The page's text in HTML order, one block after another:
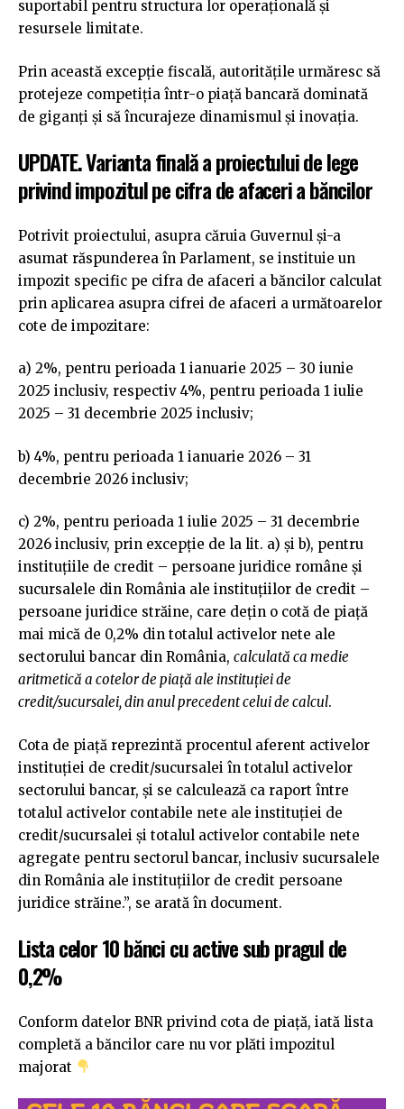
suportabil pentru structura lor operațională și
resursele limitate.
Prin această excepție fiscală, autoritățile urmăresc să
protejeze competiția într-o piață bancară dominată
de giganți și să încurajeze dinamismul și inovația.
UPDATE. Varianta finală a proiectului de lege
privind impozitul pe cifra de afaceri a băncilor
Potrivit proiectului, asupra căruia Guvernul și-a
asumat răspunderea în Parlament, se instituie un
impozit specific pe cifra de afaceri a băncilor calculat
prin aplicarea asupra cifrei de afaceri a următoarelor
cote de impozitare:
a) 2%, pentru perioada 1 ianuarie 2025 – 30 iunie
2025 inclusiv, respectiv 4%, pentru perioada 1 iulie
2025 – 31 decembrie 2025 inclusiv;
b) 4%, pentru perioada 1 ianuarie 2026 – 31
decembrie 2026 inclusiv;
c) 2%, pentru perioada 1 iulie 2025 – 31 decembrie
2026 inclusiv, prin excepție de la lit. a) și b), pentru
instituţiile de credit – persoane juridice române şi
sucursalele din România ale instituţiilor de credit –
persoane juridice străine, care dețin o cotă de piață
mai mică de 0,2% din totalul activelor nete ale
sectorului bancar din România, calculată ca medie
aritmetică a cotelor de piață ale instituției de
credit/sucursalei, din anul precedent celui de calcul.
Cota de piaţă reprezintă procentul aferent activelor
instituţiei de credit/sucursalei în totalul activelor
sectorului bancar, și se calculează ca raport între
totalul activelor contabile nete ale instituţiei de
credit/sucursalei şi totalul activelor contabile nete
agregate pentru sectorul bancar, inclusiv sucursalele
din România ale instituţiilor de credit persoane
juridice străine.”, se arată în document.
Lista celor 10 bănci cu active sub pragul de
0,2%
Conform datelor BNR privind cota de piață, iată lista
completă a băncilor care nu vor plăti impozitul
majorat